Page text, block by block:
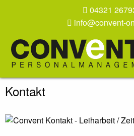
04321
info@convent-
Kontakt